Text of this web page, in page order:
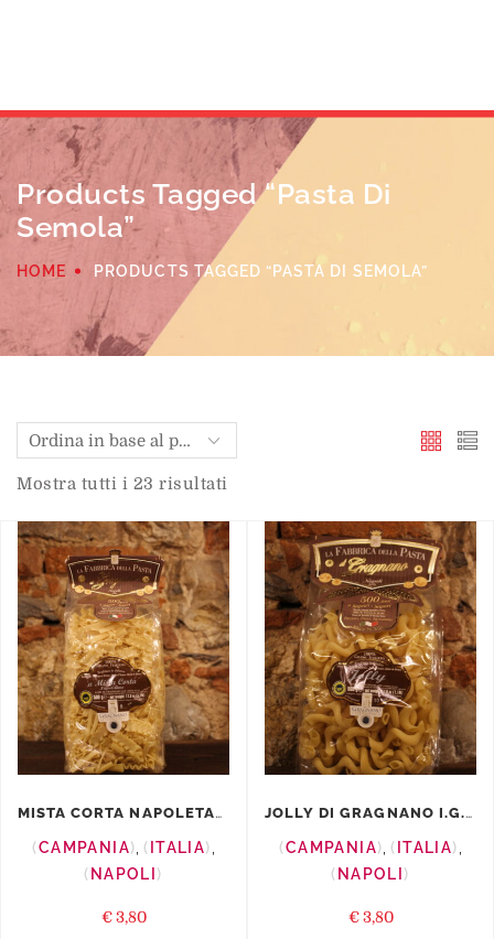
Products Tagged “pasta Di
Semola”
HOME PRODUCTS TAGGED “PASTA DI SEMOLA”
Mostra tutti i 23 risultati
MISTA CORTA NAPOLETANA I.G.P.
CAMPANIA , ITALIA ,
NAPOLI
€ 3,80
JOLLY DI GRAGNANO I.G.P.
CAMPANIA , ITALIA ,
NAPOLI
€ 3,80